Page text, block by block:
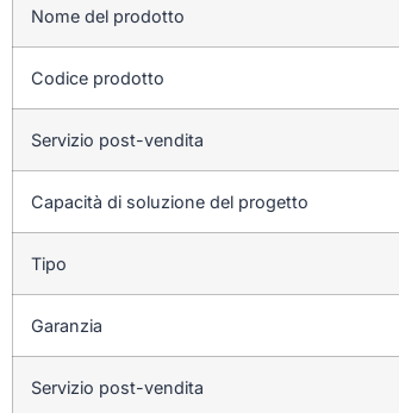
Nome del prodotto
Codice prodotto
Servizio post-vendita
Capacità di soluzione del progetto
Tipo
Garanzia
Servizio post-vendita